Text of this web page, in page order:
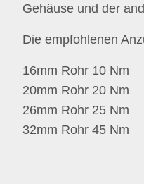
Gehäuse und der
Die empfohlenen
16mm Rohr 10 Nm
20mm Rohr 20 Nm
26mm Rohr 25 Nm
32mm Rohr 45 Nm